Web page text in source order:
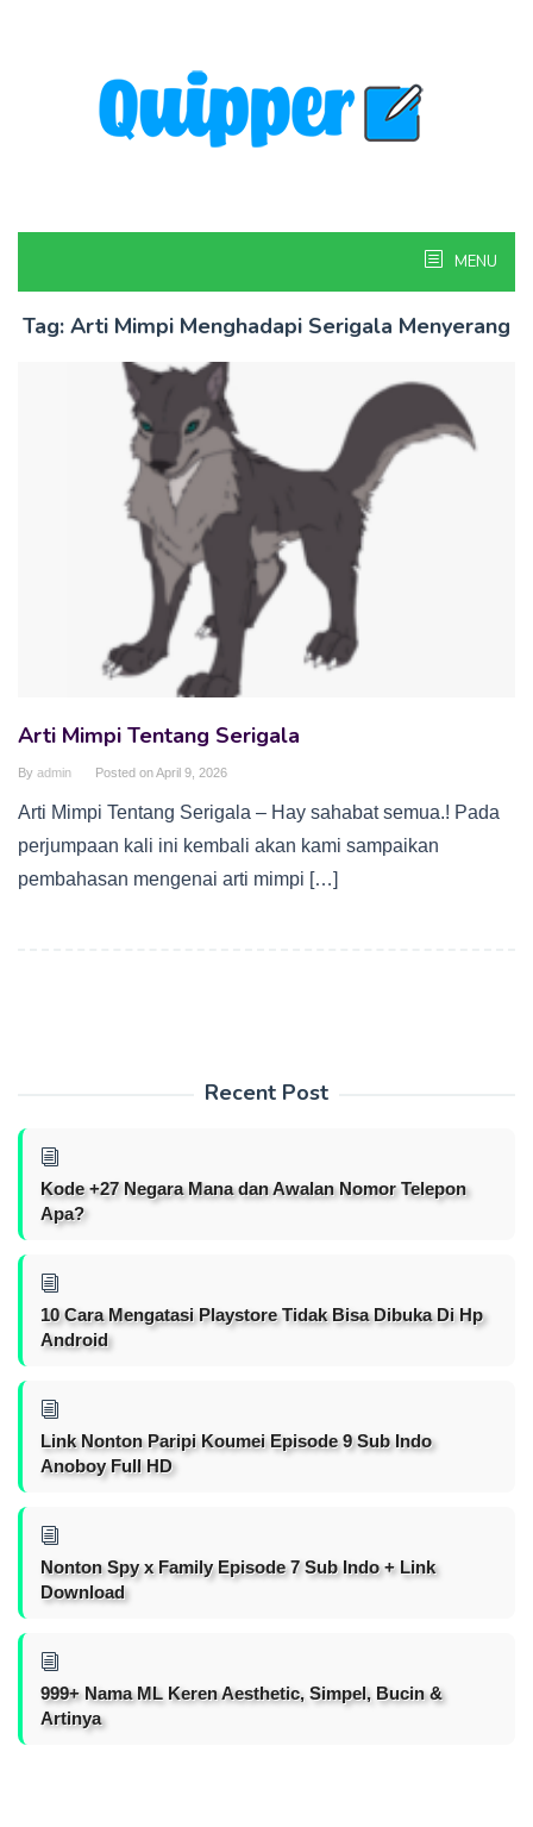
MENU
Tag: Arti Mimpi Menghadapi Serigala Menyerang
Arti Mimpi Tentang Serigala
By admin Posted onApril 9, 2026
Arti Mimpi Tentang Serigala – Hay sahabat semua.! Pada
perjumpaan kali ini kembali akan kami sampaikan
pembahasan mengenai arti mimpi […]
Recent Post
Kode +27 Negara Mana dan Awalan Nomor Telepon
Apa?
10 Cara Mengatasi Playstore Tidak Bisa Dibuka Di Hp
Android
Link Nonton Paripi Koumei Episode 9 Sub Indo
Anoboy Full HD
Nonton Spy x Family Episode 7 Sub Indo + Link
Download
999+ Nama ML Keren Aesthetic, Simpel, Bucin &
Artinya